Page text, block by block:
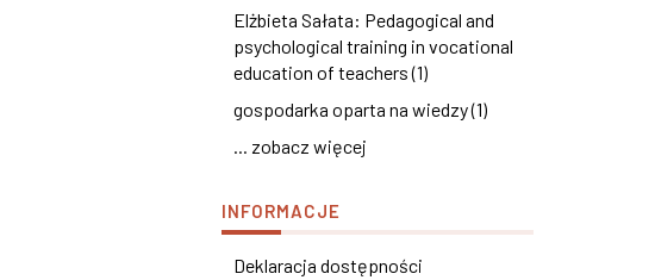
Elżbieta Sałata: Pedagogical and
psychological training in vocational
education of teachers (1)
gospodarka oparta na wiedzy (1)
... zobacz więcej
INFORMACJE
Deklaracja dostępności